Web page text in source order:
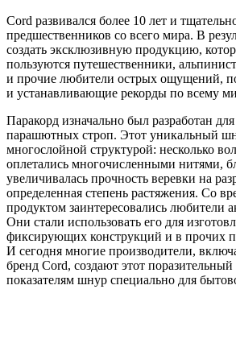
Cord развивался более 10 лет и
предшественников со всего мира. В
создать эксклюзивную продукцию,
пользуются путешественники,
и прочие любители острых ощущений,
и устанавливающие рекорды по всему
Паракорд изначально был разработан
парашютных строп. Этот уникальный
многослойной структурой: несколько
оплетались многочисленными нитями,
увеличивалась прочность веревки на
определенная степень растяжения. Со
продуктом заинтересовались любители
Они стали использовать его для
фиксирующих конструкций и в прочих
И сегодня многие производители,
бренд Cord, создают этот
показателям шнур специально для